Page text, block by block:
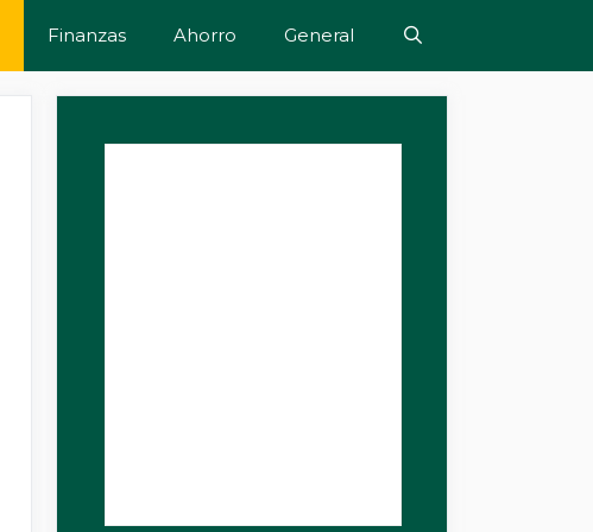
Finanzas Ahorro General